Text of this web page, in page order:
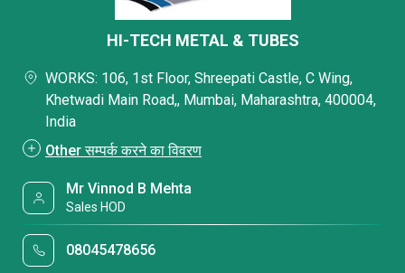
HI-TECH METAL & TUBES
WORKS: 106, 1st Floor, Shreepati Castle, C Wing,
Khetwadi Main Road,, Mumbai, Maharashtra, 400004,
India
Other सम्पर्क करने का विवरण
Mr Vinnod B Mehta
Sales HOD
08045478656